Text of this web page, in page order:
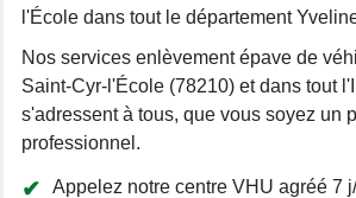
l'École dans tout le département
Nos services enlèvement épave de
Saint-Cyr-l'École (78210) et dans tout
s'adressent à tous, que vous soyez un
professionnel.
Appelez notre centre VHU agréé 7